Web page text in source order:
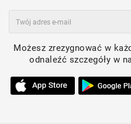
Możesz zrezygnować w
odnaleźć szczegóły w